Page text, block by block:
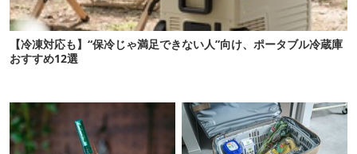
【冷凍対応も】“保冷じゃ満足できない人”向け、ポータブル冷蔵庫
おすすめ12選